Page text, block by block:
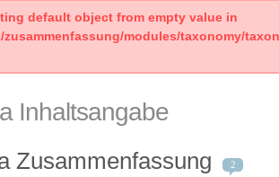
default object from empty value in
zusammenfassung/modules/taxonomy/
Inhaltsangabe
Zusammenfassung 2